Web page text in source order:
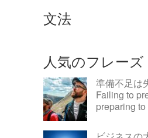
文法
人気のフレーズ
準備不足は
Failing to
preparing to